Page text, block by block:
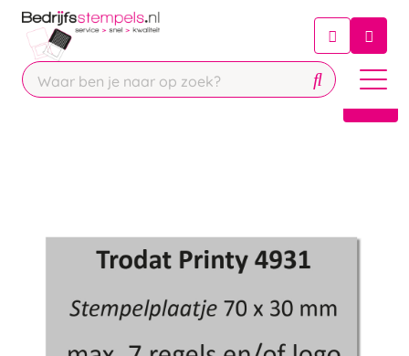
Chatbot
Chat 24/7 met onze chatbot voor
Contact